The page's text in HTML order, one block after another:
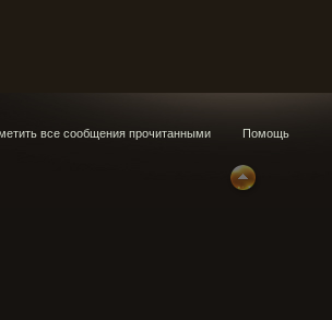
все сообщения прочитанными Помощь